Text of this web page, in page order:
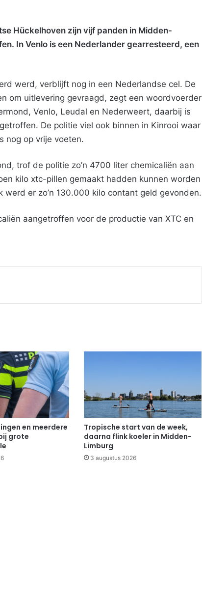
Hückelhoven zijn vijf panden in Midden-
In Venlo is een Nederlander gearresteerd, een
werd, verblijft nog in een Nederlandse cel. De
om uitlevering gevraagd, zegt een woordvoerder
Venlo, Leudal en Nederweert, daarbij is
De politie viel ook binnen in Kinrooi waar
nog op vrije voeten.
trof de politie zo’n 4700 liter chemicaliën aan
kilo xtc-pillen gemaakt hadden kunnen worden
er zo’n 130.000 kilo contant geld gevonden.
aangetroffen voor de productie van XTC en
en meerdere
grote
Tropische start van de week,
daarna flink koeler in Midden-
Limburg
3 augustus 2026